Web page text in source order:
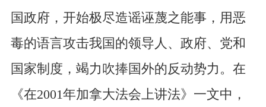
国政府，开始极尽造谣诬蔑之能事，用恶
毒的语言攻击我国的领导人、政府、党和
国家制度，竭力吹捧国外的反动势力。在
《在2001年加拿大法会上讲法》一文中，